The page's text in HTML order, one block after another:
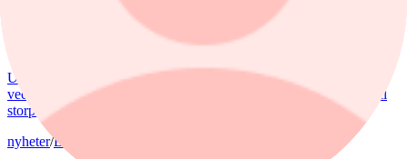
USA rycker ut för yenen – och retar upp
USA:s ingripande för yenen har retat upp ECB. De senaste
veckorna har den japanska valutan förvandlat valutamarknaden till
storpolitik.
nyheter/Banker